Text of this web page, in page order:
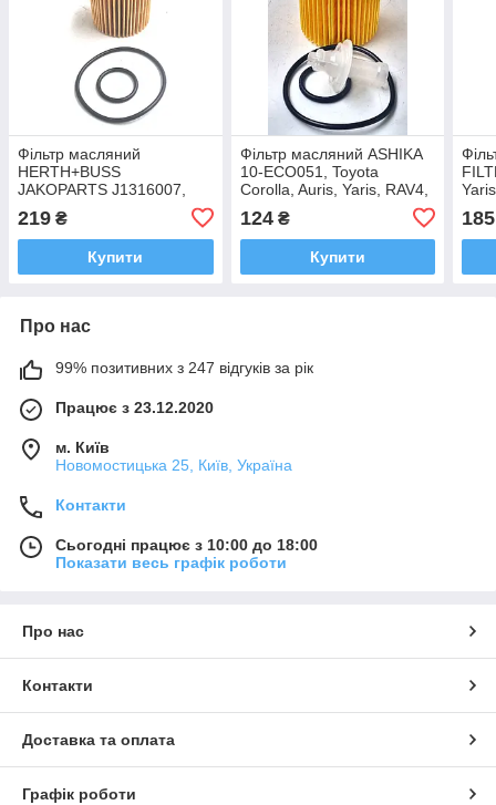
Фільтр масляний
HERTH+BUSS
JAKOPARTS J1316007,
Toyota Yaris, RAV4, Auris,
Corolla 2005-2013 OEM
04152-YZZA6
219 ₴
Купити
Фільтр масляний ASHIKA
10-ECO051, Toyota
Corolla, Auris, Yaris, RAV4,
Avensis 2005- OEM 04152-
YZZA6
124₴
Купити
185
Про нас
99% позитивних з 247 відгуків за рік
Працює з 23.12.2020
м. Київ
Новомостицька 25, Київ, Україна
Контакти
Сьогодні працює з 10:00 до 18:00
Показати весь графік роботи
Про нас
Контакти
Доставка та оплата
Графік роботи